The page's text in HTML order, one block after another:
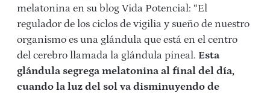
melatonina en su blog Vida Potencial: “El
regulador de los ciclos de vigilia y sueño de nuestro
organismo es una glándula que está en el centro
del cerebro llamada la glándula pineal. Esta
glándula segrega melatonina al final del día,
cuando la luz del sol va disminuyendo de